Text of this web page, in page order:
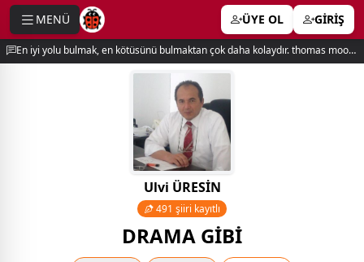
MENÜ ÜYE OL GİRİŞ
En iyi yolu bulmak, en kötüsünü bulmaktan çok daha kolaydır. thomas moore
Ulvi ÜRESİN
491 şiiri kayıtlı
DRAMA GİBİ
menu